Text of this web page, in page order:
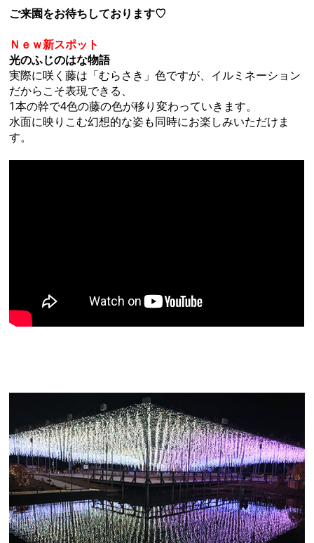
ご来園をお待ちしております♡
Ｎｅｗ新スポット
光のふじのはな物語
実際に咲く藤は「むらさき」色ですが、イルミネーション
だからこそ表現できる、
1本の幹で4色の藤の色が移り変わっていきます。
水面に映りこむ幻想的な姿も同時にお楽しみいただけま
す。